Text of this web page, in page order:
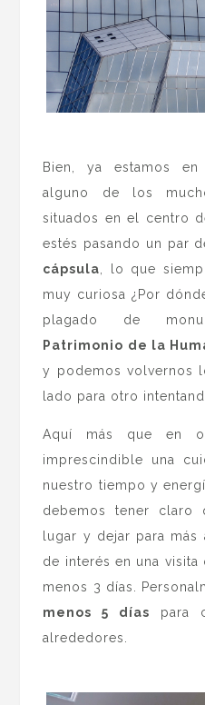
Bien, ya estamos
alguno de los
situados en el centro
estés pasando un par
cápsula , lo que
muy curiosa ¿Por
plagado de
Patrimonio de la
y podemos volvernos
lado para otro
Aquí más que en
imprescindible una
nuestro tiempo y
debemos tener claro
lugar y dejar para
de interés en una
menos 3 días.
menos 5 días para
alrededores.